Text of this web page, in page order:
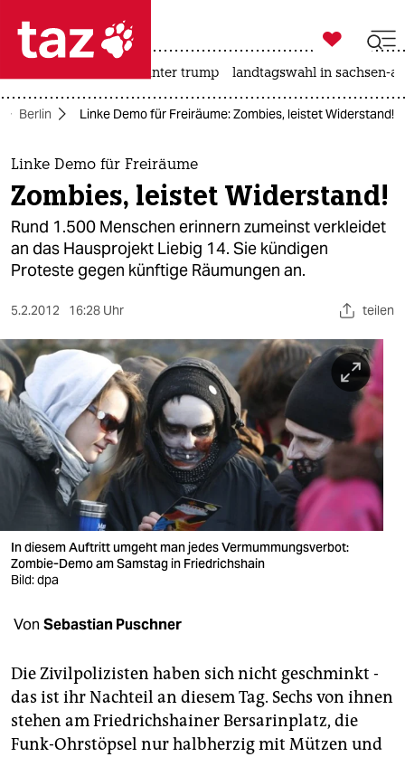
 taz zahl ich
taz zahl ich
themen
politik
öko
gesellschaft
sport
berlin
nord
wahrheit
verlag
verlag
shop
fragen & hilfe
unterstützen
abo

taz zahl ich
usa unter trump landtagswahl in sachsen-
Berlin Linke Demo für Freiräume: Zombies, leistet Widerstand!
Linke Demo für Freiräume
Zombies, leistet Widerstand!
Rund 1.500 Menschen erinnern zumeinst verkleidet
an das Hausprojekt Liebig 14. Sie kündigen
Proteste gegen künftige Räumungen an.
5.2.2012 16:28 Uhr teilen
In diesem Auftritt umgeht man jedes Vermummungsverbot:
Zombie-Demo am Samstag in Friedrichshain
Bild: dpa
Von Sebastian Puschner
Die Zivilpolizisten haben sich nicht geschminkt -
das ist ihr Nachteil an diesem Tag. Sechs von ihnen
stehen am Friedrichshainer Bersarinplatz, die
Funk-Ohrstöpsel nur halbherzig mit Mützen und